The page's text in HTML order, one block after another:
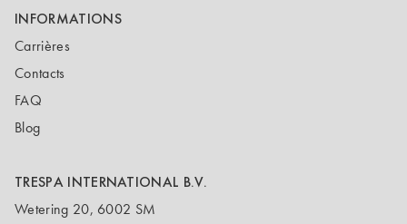
INFORMATIONS
Carrières
Contacts
FAQ
Blog
TRESPA INTERNATIONAL B.V.
Wetering 20, 6002 SM